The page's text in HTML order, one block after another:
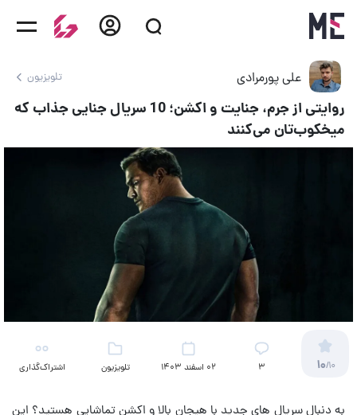
علی پورمرادی تلویزیون
روایتی از جرم، جنایت و اکشن؛ 10 سریال جنایی جذاب که
میخکوب‌تان می‌کنند
10/10
3 02 اسفند 1403 تلویزیون اشتراک‌گذاری
به دنبال سریال های جدید با هیجان بالا و اکشن تماشایی هستید؟ این